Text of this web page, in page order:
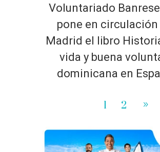
Voluntariado
pone en circulación
Madrid el libro
vida y buena
dominicana en
1 2